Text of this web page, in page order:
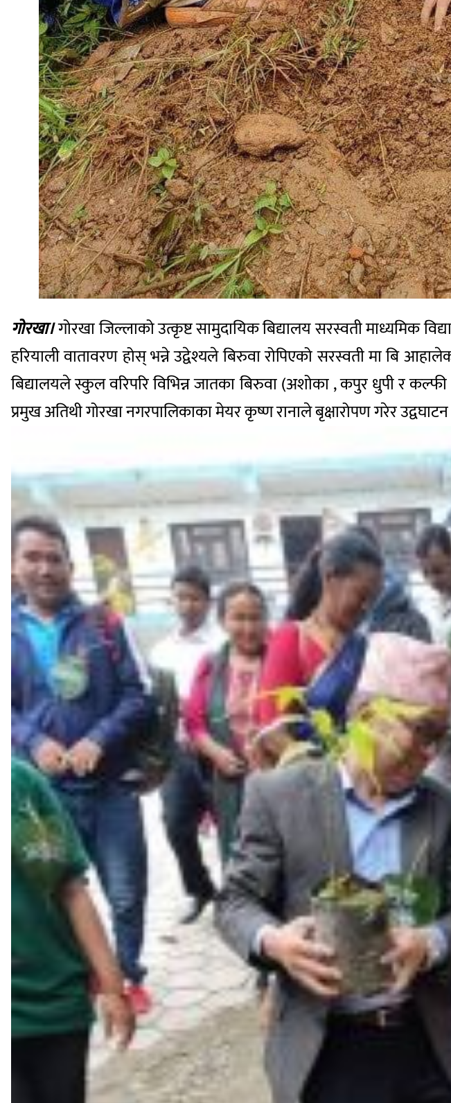
गोरखा।गोरखाजिल्लाकोउत्कृष्टसामुदायिकबिद्यालयसरस्वतीमाध्यमिक
हरियालीवातावरणहोस्भन्नेउद्वेश्यलेबिरुवारोपिएकोसरस्वतीमाबि
बिद्यालयलेस्कुलवरिपरिविभिन्नजातकाबिरुवा(अशोका,कपुरधुपीरकल्फी
प्रमुखअतिथीगोरखानगरपालिकाकामेयरकृष्णरानालेबृक्षारोपणगरेरउद्वघाटन